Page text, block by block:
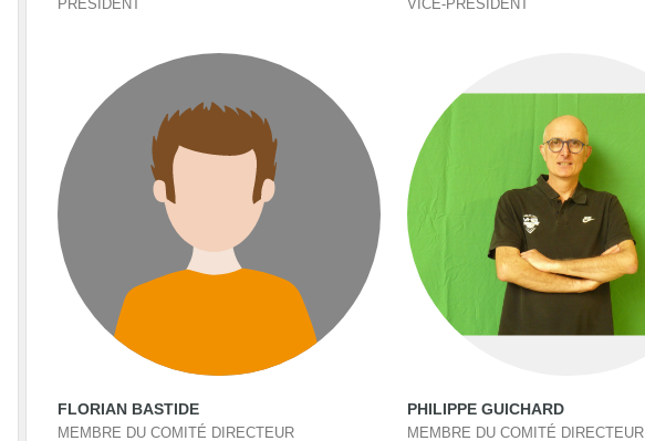
PRÉSIDENT VICE-PRÉSIDENT
FLORIAN BASTIDE
MEMBRE DU COMITÉ DIRECTEUR
PHILIPPE GUICHARD
MEMBRE DU COMITÉ DIRECTEUR